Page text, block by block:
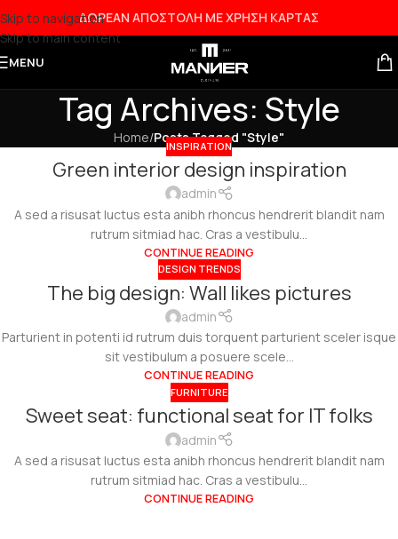
Skip to navigation
Skip to main content
ΔΩΡΕΑΝ ΑΠΟΣΤΟΛΗ ΜΕ ΧΡΗΣΗ ΚΑΡΤΑΣ
MENU
Tag Archives: Style
Home/Posts Tagged "Style"
INSPIRATION
Green interior design inspiration
admin
A sed a risusat luctus esta anibh rhoncus hendrerit blandit nam
rutrum sitmiad hac. Cras a vestibulu...
CONTINUE READING
DESIGN TRENDS
The big design: Wall likes pictures
admin
Parturient in potenti id rutrum duis torquent parturient sceler isque
sit vestibulum a posuere scele...
CONTINUE READING
FURNITURE
Sweet seat: functional seat for IT folks
admin
A sed a risusat luctus esta anibh rhoncus hendrerit blandit nam
rutrum sitmiad hac. Cras a vestibulu...
CONTINUE READING